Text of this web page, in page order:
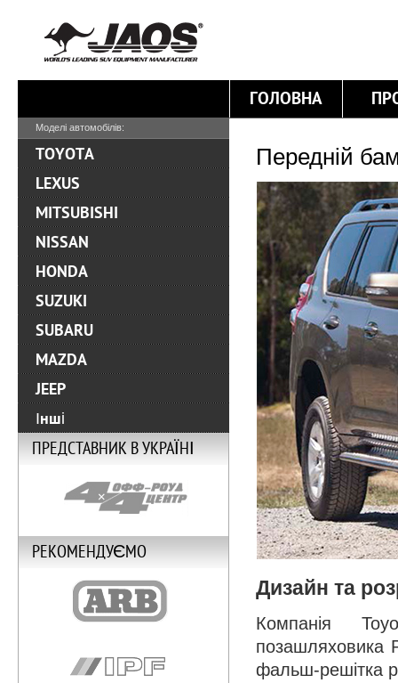
ГОЛОВНА
Передній
Дизайн та
Компанія
позашляховика
фальш-решітка
Моделі автомобілів:
TOYOTA
LEXUS
MITSUBISHI
NISSAN
HONDA
SUZUKI
SUBARU
MAZDA
JEEP
Інші
ПРЕДСТАВНИК В УКРАЇНІ
РЕКОМЕНДУЄМО